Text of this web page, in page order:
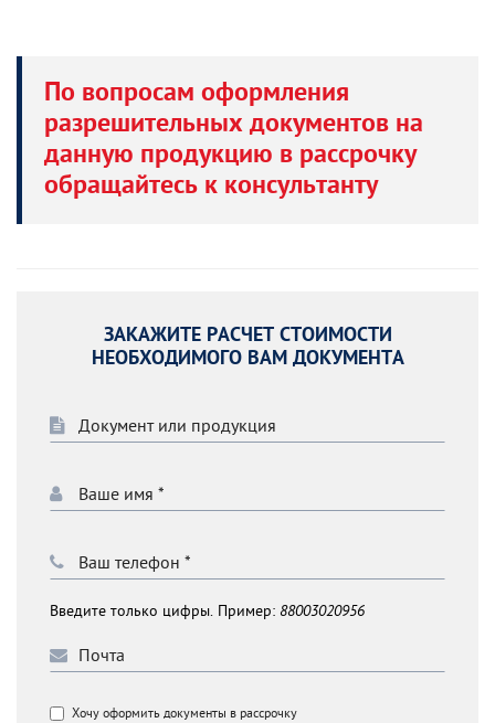
По вопросам оформления
разрешительных документов на
данную продукцию в рассрочку
обращайтесь к консультанту
ЗАКАЖИТЕ РАСЧЕТ СТОИМОСТИ
НЕОБХОДИМОГО ВАМ ДОКУМЕНТА
Введите только цифры. Пример: 88003020956
Хочу оформить документы в рассрочку